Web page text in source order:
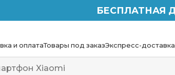
БЕСПЛАТНАЯ
и оплатаТовары под заказЭкспресс-доставка